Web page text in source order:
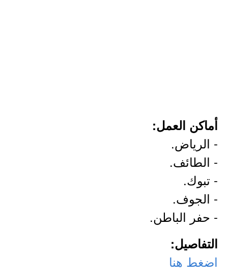
أماكن العمل:
- الرياض.
- الطائف.
- تبوك.
- الجوف.
- حفر الباطن.
التفاصيل:
اضغط هنا